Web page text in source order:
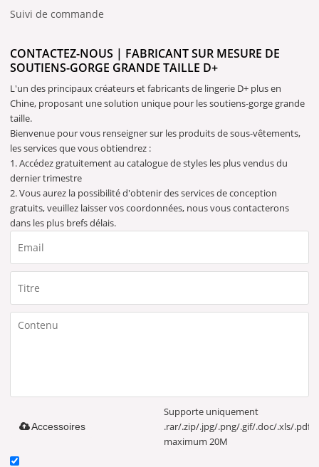
Suivi de commande
CONTACTEZ-NOUS | FABRICANT SUR MESURE DE
SOUTIENS-GORGE GRANDE TAILLE D+
L'un des principaux créateurs et fabricants de lingerie D+ plus en
Chine, proposant une solution unique pour les soutiens-gorge grande
taille.
Bienvenue pour vous renseigner sur les produits de sous-vêtements,
les services que vous obtiendrez :
1. Accédez gratuitement au catalogue de styles les plus vendus du
dernier trimestre
2. Vous aurez la possibilité d'obtenir des services de conception
gratuits, veuillez laisser vos coordonnées, nous vous contacterons
dans les plus brefs délais.
Supporte uniquement
.rar/.zip/.jpg/.png/.gif/.doc/.xls/.pdf,
maximum 20M
Accessoires